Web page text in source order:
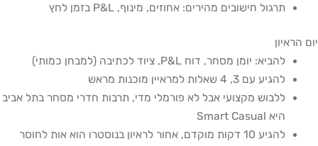
תרגול חישובים מהירים: אחוזים, מינוף, P&L בזמן לחץ
יום הראיון
להביא: יומן מסחר, דוח P&L, ציוד לכתיבה (למבחן כמותי)
להגיע עם 3, 4 שאלות למראיין מוכנות מראש
ללבוש מקצועי אבל לא פורמלי מדי, תרבות חדרי מסחר בתל אביב
היא Smart Casual
להגיע 10 דקות מוקדם, אחור לראיון בנוסטרו הוא אות לחוסר